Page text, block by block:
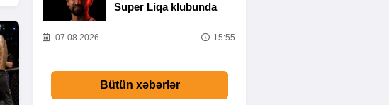
Super Liqa klubunda
07.08.2026 15:55
Bütün xəbərlər